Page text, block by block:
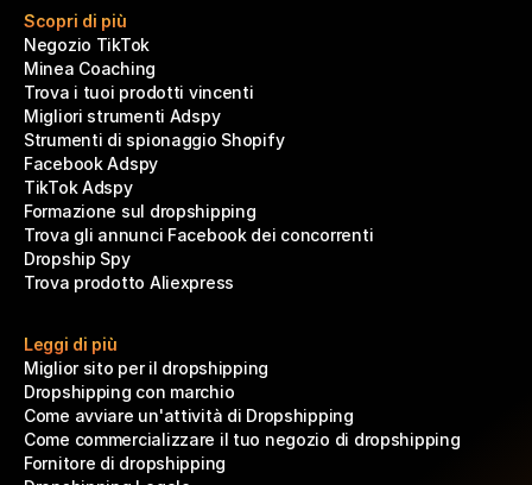
Scopri di più
Negozio TikTok
Minea Coaching
Trova i tuoi prodotti vincenti
Migliori strumenti Adspy
Strumenti di spionaggio Shopify
Facebook Adspy
TikTok Adspy
Formazione sul dropshipping
Trova gli annunci Facebook dei concorrenti
Dropship Spy
Trova prodotto Aliexpress
Leggi di più
Miglior sito per il dropshipping
Dropshipping con marchio
Come avviare un'attività di Dropshipping
Come commercializzare il tuo negozio di dropshipping
Fornitore di dropshipping